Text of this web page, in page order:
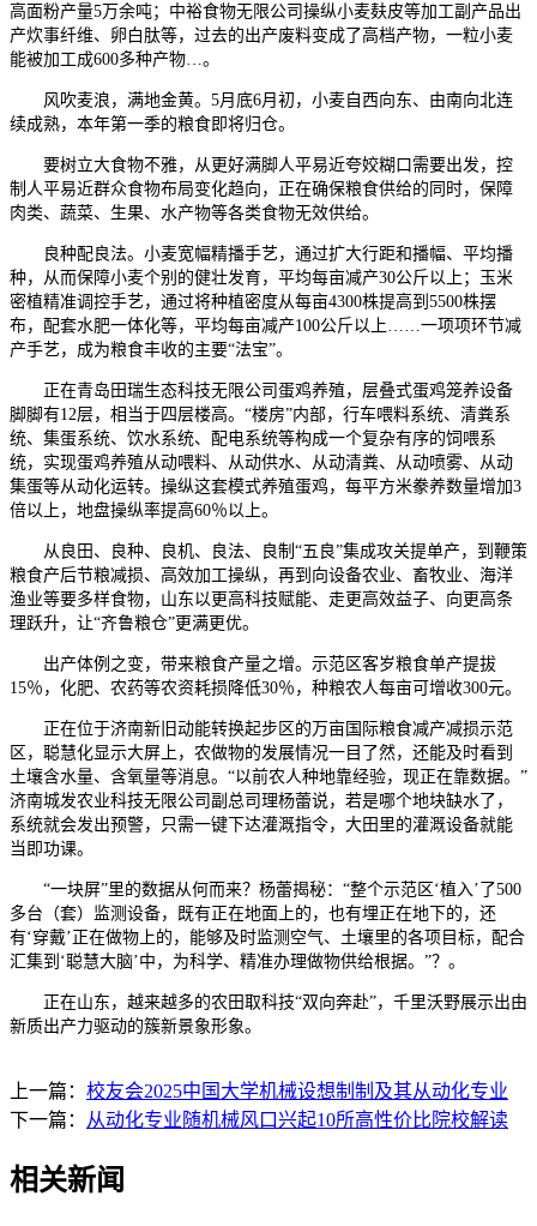
高面粉产量5万余吨；中裕食物无限公司操纵小麦麸皮等加工副产品出
产炊事纤维、卵白肽等，过去的出产废料变成了高档产物，一粒小麦
能被加工成600多种产物…。
风吹麦浪，满地金黄。5月底6月初，小麦自西向东、由南向北连
续成熟，本年第一季的粮食即将归仓。
要树立大食物不雅，从更好满脚人平易近夸姣糊口需要出发，控
制人平易近群众食物布局变化趋向，正在确保粮食供给的同时，保障
肉类、蔬菜、生果、水产物等各类食物无效供给。
良种配良法。小麦宽幅精播手艺，通过扩大行距和播幅、平均播
种，从而保障小麦个别的健壮发育，平均每亩减产30公斤以上；玉米
密植精准调控手艺，通过将种植密度从每亩4300株提高到5500株摆
布，配套水肥一体化等，平均每亩减产100公斤以上……一项项环节减
产手艺，成为粮食丰收的主要“法宝”。
正在青岛田瑞生态科技无限公司蛋鸡养殖，层叠式蛋鸡笼养设备
脚脚有12层，相当于四层楼高。“楼房”内部，行车喂料系统、清粪系
统、集蛋系统、饮水系统、配电系统等构成一个复杂有序的饲喂系
统，实现蛋鸡养殖从动喂料、从动供水、从动清粪、从动喷雾、从动
集蛋等从动化运转。操纵这套模式养殖蛋鸡，每平方米豢养数量增加3
倍以上，地盘操纵率提高60％以上。
从良田、良种、良机、良法、良制“五良”集成攻关提单产，到鞭策
粮食产后节粮减损、高效加工操纵，再到向设备农业、畜牧业、海洋
渔业等要多样食物，山东以更高科技赋能、走更高效益子、向更高条
理跃升，让“齐鲁粮仓”更满更优。
出产体例之变，带来粮食产量之增。示范区客岁粮食单产提拔
15％，化肥、农药等农资耗损降低30％，种粮农人每亩可增收300元。
正在位于济南新旧动能转换起步区的万亩国际粮食减产减损示范
区，聪慧化显示大屏上，农做物的发展情况一目了然，还能及时看到
土壤含水量、含氧量等消息。“以前农人种地靠经验，现正在靠数据。”
济南城发农业科技无限公司副总司理杨蕾说，若是哪个地块缺水了，
系统就会发出预警，只需一键下达灌溉指令，大田里的灌溉设备就能
当即功课。
“一块屏”里的数据从何而来？杨蕾揭秘：“整个示范区‘植入’了500
多台（套）监测设备，既有正在地面上的，也有埋正在地下的，还
有‘穿戴’正在做物上的，能够及时监测空气、土壤里的各项目标，配合
汇集到‘聪慧大脑’中，为科学、精准办理做物供给根据。”？。
正在山东，越来越多的农田取科技“双向奔赴”，千里沃野展示出由
新质出产力驱动的簇新景象形象。
上一篇： 校友会2025中国大学机械设想制制及其从动化专业
下一篇：
从动化专业随机械风口兴起10所高性价比院校解读
相关新闻